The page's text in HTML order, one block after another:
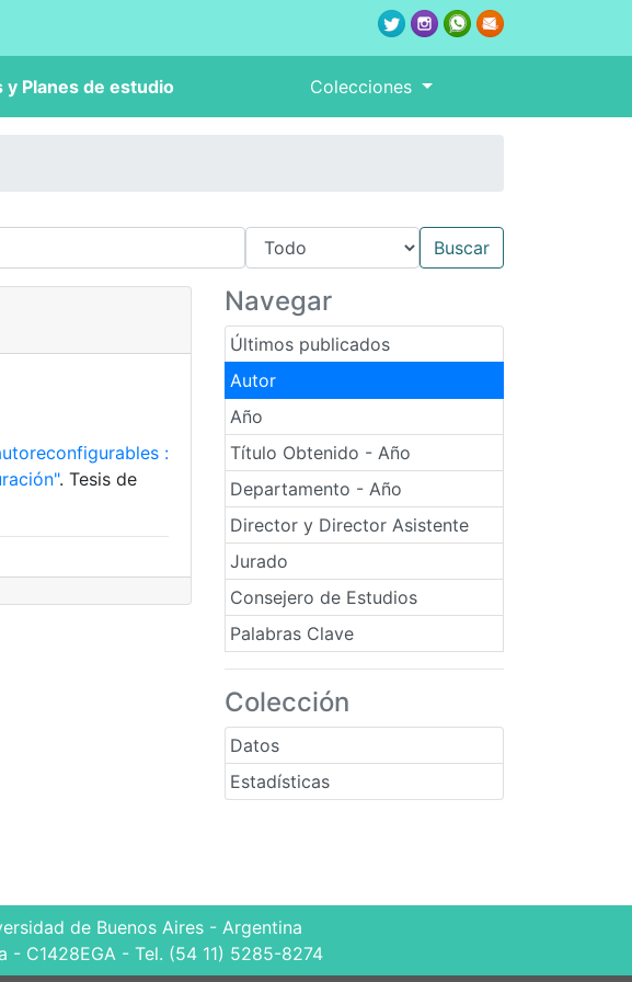
y Planes de estudio Colecciones
Navegar
Últimos publicados
Autor
Año
Título Obtenido - Año
Departamento - Año
Director y Director Asistente
Jurado
Consejero de Estudios
Palabras Clave
Colección
Datos
Estadísticas
:
. Tesis de
de Buenos Aires - Argentina
- C1428EGA - Tel. (54 11) 5285-8274